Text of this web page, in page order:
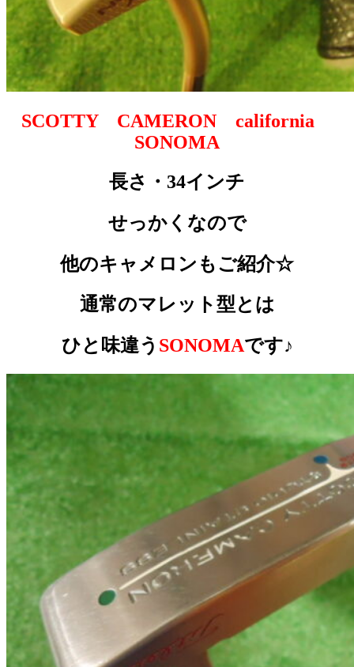
SCOTTY CAMERON california
SONOMA
長さ・34インチ
せっかくなので
他のキャメロンもご紹介☆
通常のマレット型とは
ひと味違う SONOMAです♪